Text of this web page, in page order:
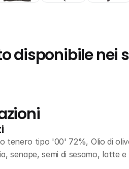
disponibile nei
tenero tipo '00' 72%, Olio di
senape, semi di sesamo, latte e